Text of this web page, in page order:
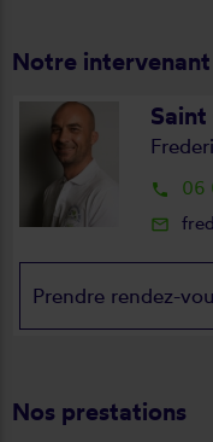
Notre
local_phone 06
mail_outline
Prendre rendez-
Nos prestations